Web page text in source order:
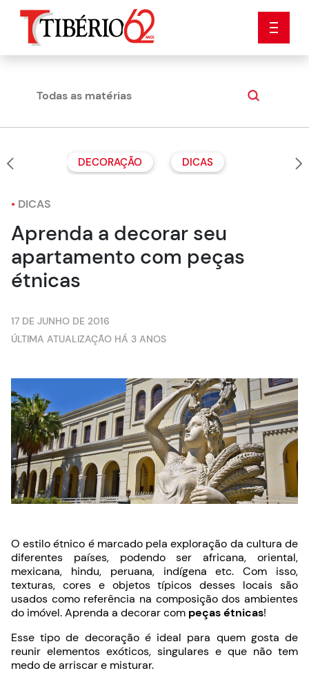
Todas as matérias Dicas
DECORAÇÃO DICAS
• DICAS
Aprenda a decorar seu
apartamento com peças
étnicas
17 DE JUNHO DE 2016
ÚLTIMA ATUALIZAÇÃO HÁ 3 ANOS
O estilo étnico é marcado pela exploração da cultura de
diferentes países, podendo ser africana, oriental,
mexicana, hindu, peruana, indígena etc. Com isso,
texturas, cores e objetos típicos desses locais são
usados como referência na composição dos ambientes
do imóvel. Aprenda a decorar com peças étnicas!
Esse tipo de decoração é ideal para quem gosta de
reunir elementos exóticos, singulares e que não tem
medo de arriscar e misturar.